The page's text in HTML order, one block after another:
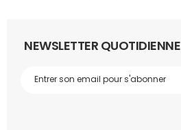
NEWSLETTER QUOTIDIENNE